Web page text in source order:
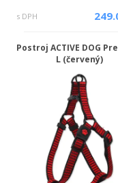
s DPH
Postroj ACTIVE DOG
L (červený)